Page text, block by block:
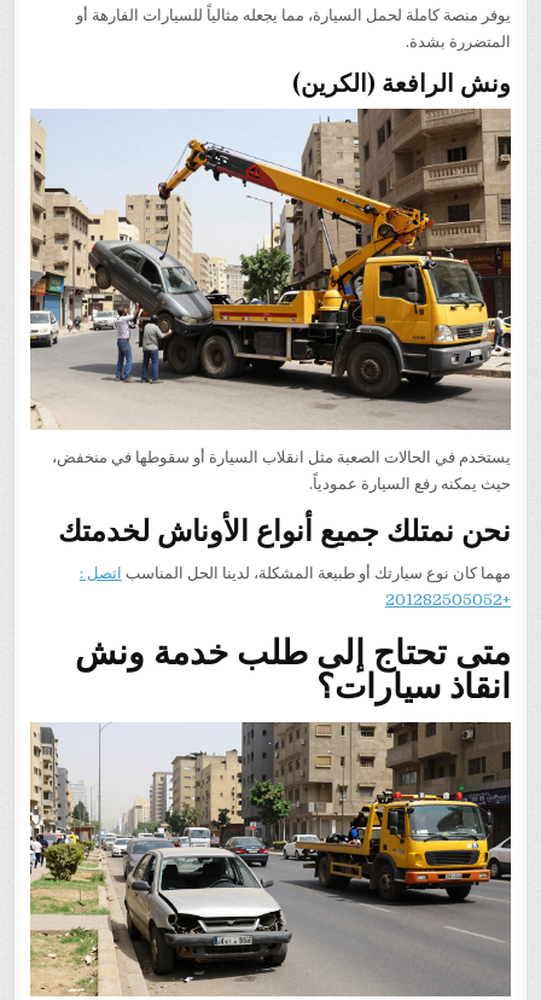
يوفر منصة كاملة لحمل السيارة، مما يجعله مثالياً للسيارات الفارهة أو
المتضررة بشدة.
ونش الرافعة (الكرين)
يستخدم في الحالات الصعبة مثل انقلاب السيارة أو سقوطها في منخفض،
حيث يمكنه رفع السيارة عمودياً.
نحن نمتلك جميع أنواع الأوناش لخدمتك
مهما كان نوع سيارتك أو طبيعة المشكلة، لدينا الحل المناسب اتصل :
+201282505052
متى تحتاج إلى طلب خدمة ونش
انقاذ سيارات؟